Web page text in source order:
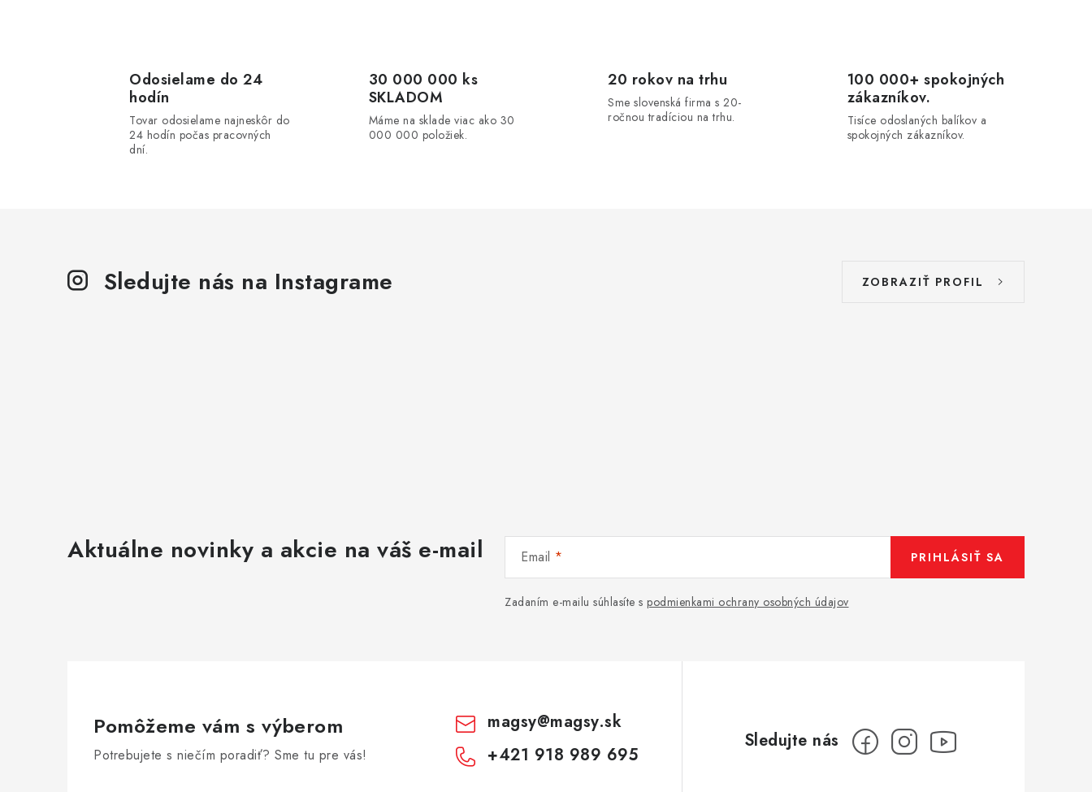
p
r
u
Odosielame do 24
hodín
Tovar odosielame najneskôr do
24 hodín počas pracovných
dní.
30 000 000 ks
SKLADOM
Máme na sklade viac ako 30
000 000 položiek.
20 rokov na trhu
Sme slovenská firma s 20-
ročnou tradíciou na trhu.
100 000+ spokojných
zákazníkov.
Tisíce odoslaných balíkov a
spokojných zákazníkov.
Sledujte nás na Instagrame ZOBRAZIŤ PROFIL
Aktuálne novinky a akcie na váš e-mail Email
Zadaním e-mailu súhlasíte s podmienkami ochrany osobných údajov
PRIHLÁSIŤ SA
Pomôžeme vám s výberom
Potrebujete s niečím poradiť? Sme tu pre vás!
magsy@magsy.sk
+421 918 989 695